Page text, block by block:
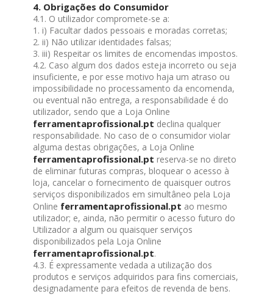
4. Obrigações do Consumidor
4.1. O utilizador compromete-se a:
1. i) Facultar dados pessoais e moradas corretas;
2. ii) Não utilizar identidades falsas;
3. iii) Respeitar os limites de encomendas impostos.
4.2. Caso algum dos dados esteja incorreto ou seja
insuficiente, e por esse motivo haja um atraso ou
impossibilidade no processamento da encomenda,
ou eventual não entrega, a responsabilidade é do
utilizador, sendo que a Loja Online
ferramentaprofissional.pt declina qualquer
responsabilidade. No caso de o consumidor violar
alguma destas obrigações, a Loja Online
ferramentaprofissional.pt reserva-se no direto
de eliminar futuras compras, bloquear o acesso à
loja, cancelar o fornecimento de quaisquer outros
serviços disponibilizados em simultâneo pela Loja
Online ferramentaprofissional.pt ao mesmo
utilizador; e, ainda, não permitir o acesso futuro do
Utilizador a algum ou quaisquer serviços
disponibilizados pela Loja Online
ferramentaprofissional.pt.
4.3. É expressamente vedada a utilização dos
produtos e serviços adquiridos para fins comerciais,
designadamente para efeitos de revenda de bens.